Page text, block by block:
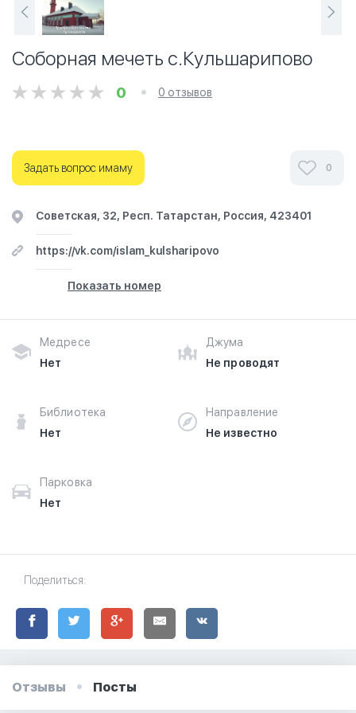
Соборная мечеть с.Кульшарипово
0 0 отзывов
Задать вопрос имаму 0
Советская, 32, Респ. Татарстан, Россия, 423401
https://vk.com/islam_kulsharipovo
Показать номер
Медресе
Нет
Джума
Не проводят
Библиотека
Нет
Направление
Не известно
Парковка
Нет
Поделиться:
Отзывы Посты